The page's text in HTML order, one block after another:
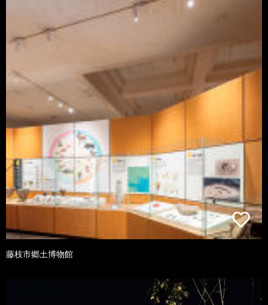
藤枝市郷土博物館